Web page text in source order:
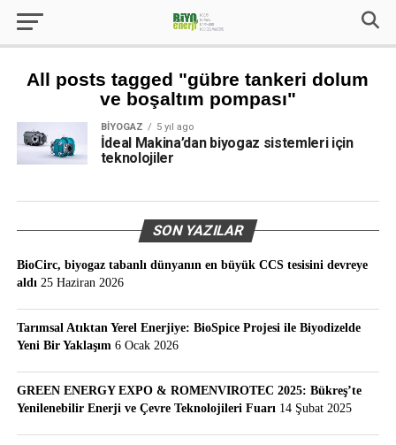
All posts tagged "gübre tankeri dolum
ve boşaltım pompası"
BIYOGAZ 5 yıl ago
İdeal Makina’dan biyogaz sistemleri için
teknolojiler
SON YAZILAR
BioCirc, biyogaz tabanlı dünyanın en büyük CCS tesisini devreye
aldı 25 Haziran 2026
Tarımsal Atıktan Yerel Enerjiye: BioSpice Projesi ile Biyodizelde
Yeni Bir Yaklaşım 6 Ocak 2026
GREEN ENERGY EXPO & ROMENVIROTEC 2025: Bükreş’te
Yenilenebilir Enerji ve Çevre Teknolojileri Fuarı 14 Şubat 2025